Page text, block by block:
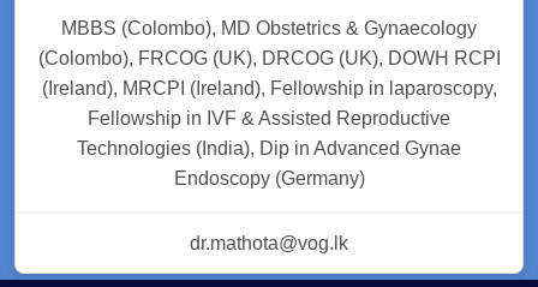
MBBS (Colombo), MD Obstetrics & Gynaecology
(Colombo), FRCOG (UK), DRCOG (UK), DOWH RCPI
(Ireland), MRCPI (Ireland), Fellowship in laparoscopy,
Fellowship in IVF & Assisted Reproductive
Technologies (India), Dip in Advanced Gynae
Endoscopy (Germany)
dr.mathota@vog.lk